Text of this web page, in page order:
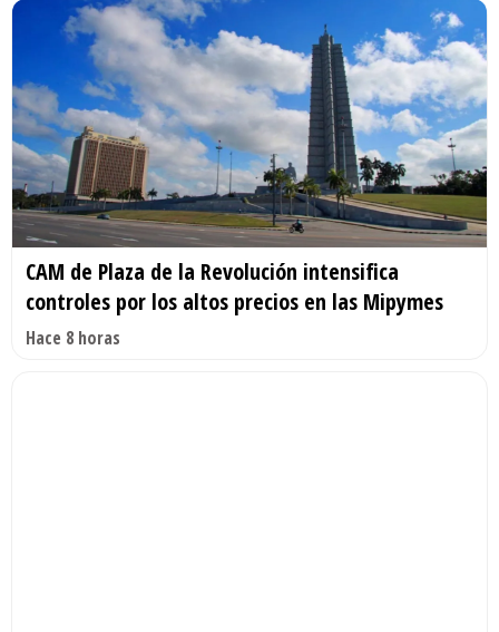
CAM de Plaza de la Revolución intensifica
controles por los altos precios en las Mipymes
Hace 8 horas